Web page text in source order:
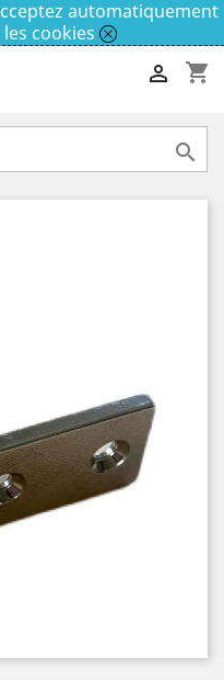
automatiquement
cookies
shopping_cart

